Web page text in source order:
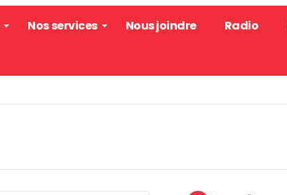
Nos services Nous joindre Radio